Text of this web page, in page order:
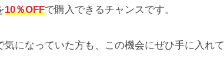
10％OFFで購入できるチャンスです。
になっていた方も、この機会にぜひ手に入れ